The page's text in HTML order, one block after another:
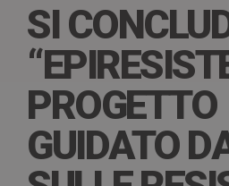
SI
PROGETTO
GUIDATO